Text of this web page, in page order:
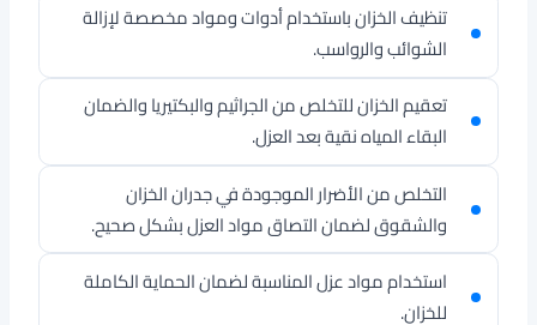
تنظيف الخزان باستخدام أدوات ومواد مخصصة لإزالة
الشوائب والرواسب.
تعقيم الخزان للتخلص من الجراثيم والبكتيريا والضمان
البقاء المياه نقية بعد العزل.
التخلص من الأضرار الموجودة في جدران الخزان
والشقوق لضمان التصاق مواد العزل بشكل صحيح.
استخدام مواد عزل المناسبة لضمان الحماية الكاملة
للخزان.